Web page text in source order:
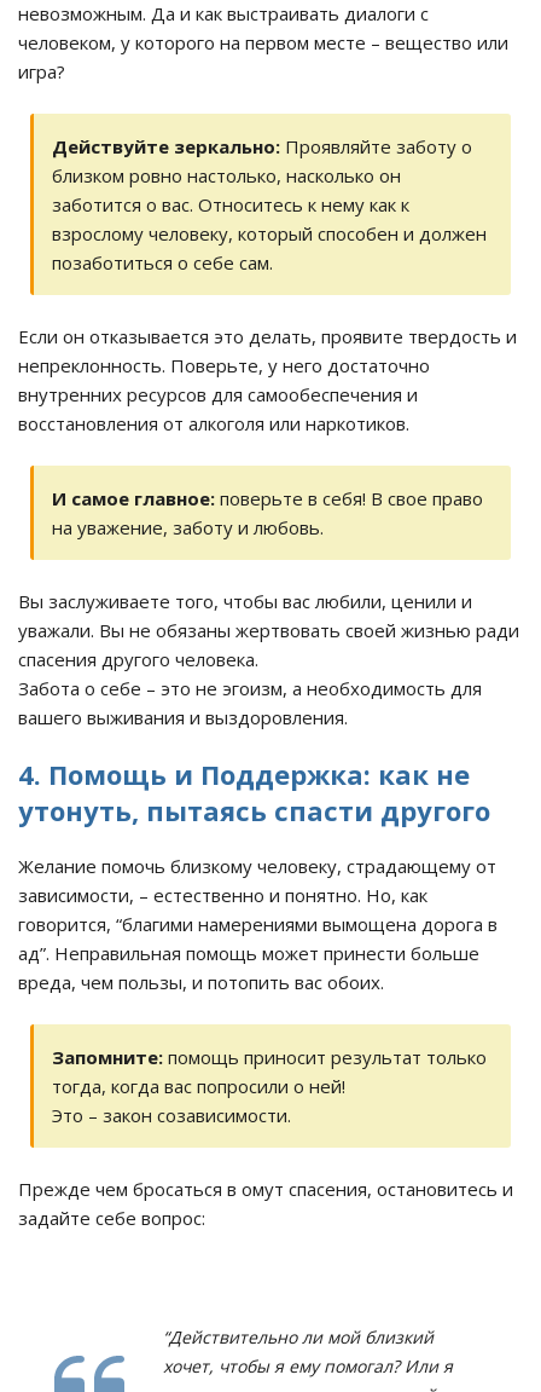
невозможным. Да и как выстраивать диалоги с
человеком, у которого на первом месте – вещество или
игра?
Действуйте зеркально: Проявляйте заботу о
близком ровно настолько, насколько он
заботится о вас. Относитесь к нему как к
взрослому человеку, который способен и должен
позаботиться о себе сам.
Если он отказывается это делать, проявите твердость и
непреклонность. Поверьте, у него достаточно
внутренних ресурсов для самообеспечения и
восстановления от алкоголя или наркотиков.
И самое главное: поверьте в себя! В свое право
на уважение, заботу и любовь.
Вы заслуживаете того, чтобы вас любили, ценили и
уважали. Вы не обязаны жертвовать своей жизнью ради
спасения другого человека.
Забота о себе – это не эгоизм, а необходимость для
вашего выживания и выздоровления.
4. Помощь и Поддержка: как не
утонуть, пытаясь спасти другого
Желание помочь близкому человеку, страдающему от
зависимости, – естественно и понятно. Но, как
говорится, “благими намерениями вымощена дорога в
ад”. Неправильная помощь может принести больше
вреда, чем пользы, и потопить вас обоих.
Запомните: помощь приносит результат только
тогда, когда вас попросили о ней!
Это – закон созависимости.
Прежде чем бросаться в омут спасения, остановитесь и
задайте себе вопрос:
“Действительно ли мой близкий
хочет, чтобы я ему помогал? Или я